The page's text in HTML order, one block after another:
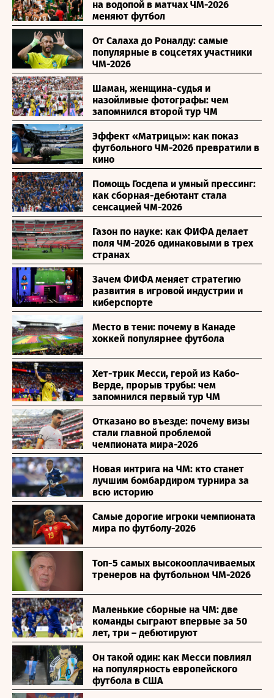
на водопой в матчах ЧМ-2026
меняют футбол
От Салаха до Роналду: самые
популярные в соцсетях участники
ЧМ-2026
Шаман, женщина-судья и
назойливые фотографы: чем
запомнился второй тур ЧМ
Эффект «Матрицы»: как показ
футбольного ЧМ-2026 превратили в
кино
Помощь Госдепа и умный прессинг:
как сборная-дебютант стала
сенсацией ЧМ-2026
Газон по науке: как ФИФА делает
поля ЧМ-2026 одинаковыми в трех
странах
Зачем ФИФА меняет стратегию
развития в игровой индустрии и
киберспорте
Место в тени: почему в Канаде
хоккей популярнее футбола
Хет-трик Месси, герой из Кабо-
Верде, прорыв трубы: чем
запомнился первый тур ЧМ
Отказано во въезде: почему визы
стали главной проблемой
чемпионата мира-2026
Новая интрига на ЧМ: кто станет
лучшим бомбардиром турнира за
всю историю
Самые дорогие игроки чемпионата
мира по футболу-2026
Топ-5 самых высокооплачиваемых
тренеров на футбольном ЧМ-2026
Маленькие сборные на ЧМ: две
команды сыграют впервые за 50
лет, три – дебютируют
Он такой один: как Месси повлиял
на популярность европейского
футбола в США